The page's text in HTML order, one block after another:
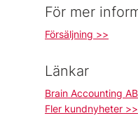
För mer
Försäljning >>
Länkar
Brain Accounting
Fler kundnyheter >>